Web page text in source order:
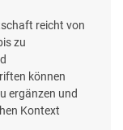
reicht von
zu
können
ergänzen und
Kontext